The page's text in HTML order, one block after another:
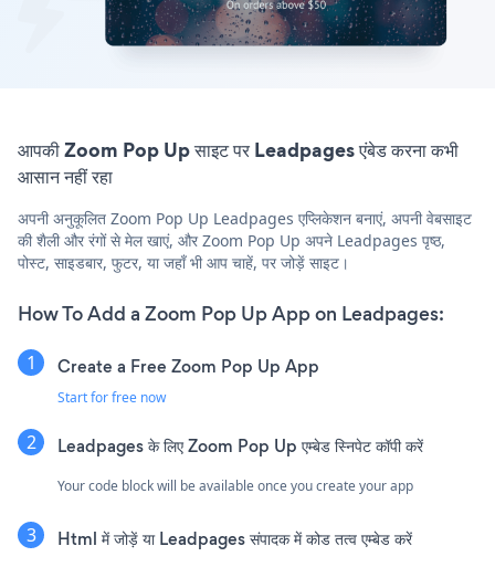
आपकी Zoom Pop Up साइट पर Leadpages एंबेड करना कभी
आसान नहीं रहा
अपनी अनुकूलित Zoom Pop Up Leadpages एप्लिकेशन बनाएं, अपनी वेबसाइट
की शैली और रंगों से मेल खाएं, और Zoom Pop Up अपने Leadpages पृष्ठ,
पोस्ट, साइडबार, फुटर, या जहाँ भी आप चाहें, पर जोड़ें साइट।
How To Add a Zoom Pop Up App on Leadpages:
Create a Free Zoom Pop Up App
Start for free now
Leadpages के लिए Zoom Pop Up एम्बेड स्निपेट कॉपी करें
Your code block will be available once you create your app
Html में जोड़ें या Leadpages संपादक में कोड तत्व एम्बेड करें